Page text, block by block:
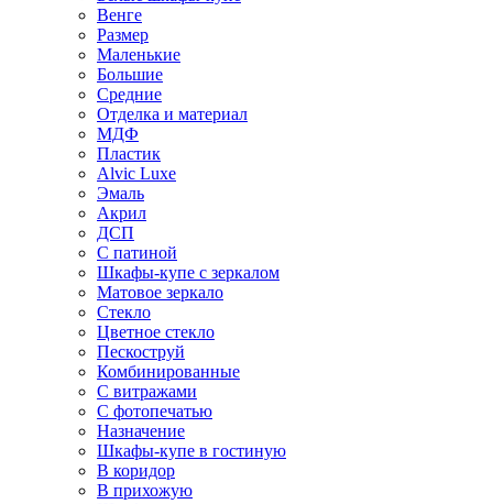
Венге
Размер
Маленькие
Большие
Средние
Отделка и материал
МДФ
Пластик
Alvic Luxe
Эмаль
Акрил
ДСП
С патиной
Шкафы-купе с зеркалом
Матовое зеркало
Стекло
Цветное стекло
Пескоструй
Комбинированные
С витражами
С фотопечатью
Назначение
Шкафы-купе в гостиную
В коридор
В прихожую